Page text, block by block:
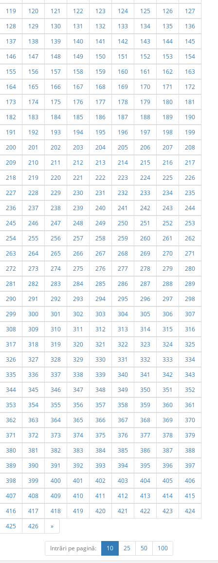
119
120 121 122 123 124 125 126
127
128
129 130 131 132 133 134 135
136
137
138 139 140 141 142 143 144
145
146
147 148 149 150 151 152 153
154
155
156 157 158 159 160 161 162
163
164
165 166 167 168 169 170 171
172
173
174 175 176 177 178 179 180
181
182
183 184 185 186 187 188 189
190
191
192 193 194 195 196 197 198
199
200
201 202 203 204 205 206 207
208
209
210 211 212 213 214 215 216
217
218
219 220 221 222 223 224 225
226
227
228 229 230 231 232 233 234
235
236
237 238 239 240 241 242 243
244
245
246 247 248 249 250 251 252
253
254
255 256 257 258 259 260 261
262
263
264 265 266 267 268 269 270
271
272
273 274 275 276 277 278 279
280
281
282 283 284 285 286 287 288
289
290
291 292 293 294 295 296 297
298
299
300 301 302 303 304 305 306
307
308
309 310 311 312 313 314 315
316
317
318 319 320 321 322 323 324
325
326
327 328 329 330 331 332 333
334
335
336 337 338 339 340 341 342
343
344
345 346 347 348 349 350 351
352
353
354 355 356 357 358 359 360
361
362
363 364 365 366 367 368 369
370
371
372 373 374 375 376 377 378
379
380
381 382 383 384 385 386 387
388
389
390 391 392 393 394 395 396
397
398
399 400 401 402 403 404 405
406
407
408 409 410 411 412 413 414
415
416
417 418 419 420 421 422 423
424
425
426 »
Intrări pe pagină: 10 25 50 100